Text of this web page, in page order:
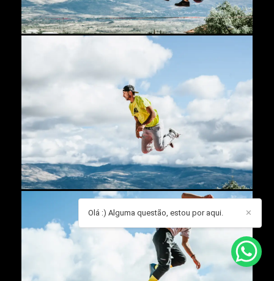
✕
Olá :) Alguma questão, estou por aqui.